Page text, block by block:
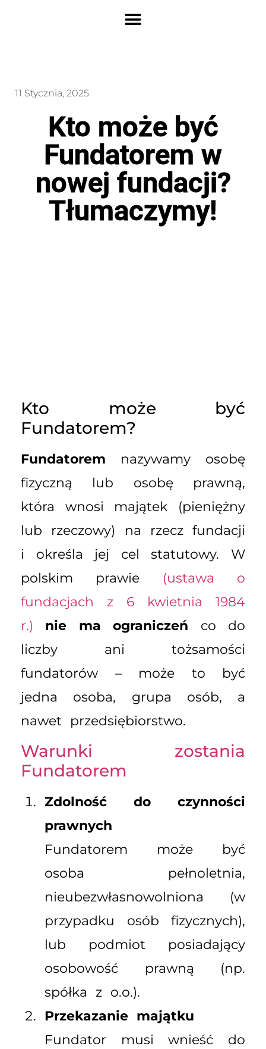
11 Stycznia, 2025
Kto może być
Fundatorem w
nowej fundacji?
Tłumaczymy!
Kto może być
Fundatorem?
Fundatorem nazywamy osobę
fizyczną lub osobę prawną,
która wnosi majątek (pieniężny
lub rzeczowy) na rzecz fundacji
i określa jej cel statutowy. W
polskim prawie (ustawa o
fundacjach z 6 kwietnia 1984
r.)
nie ma ograniczeń co do
liczby ani tożsamości
fundatorów – może to być
jedna osoba, grupa osób, a
nawet przedsiębiorstwo.
Warunki zostania
Fundatorem
Zdolność do czynności
prawnych
Fundatorem może być
osoba pełnoletnia,
nieubezwłasnowolniona (w
przypadku osób fizycznych),
lub podmiot posiadający
osobowość prawną (np.
spółka z o.o.).
Przekazanie majątku
Fundator musi wnieść do